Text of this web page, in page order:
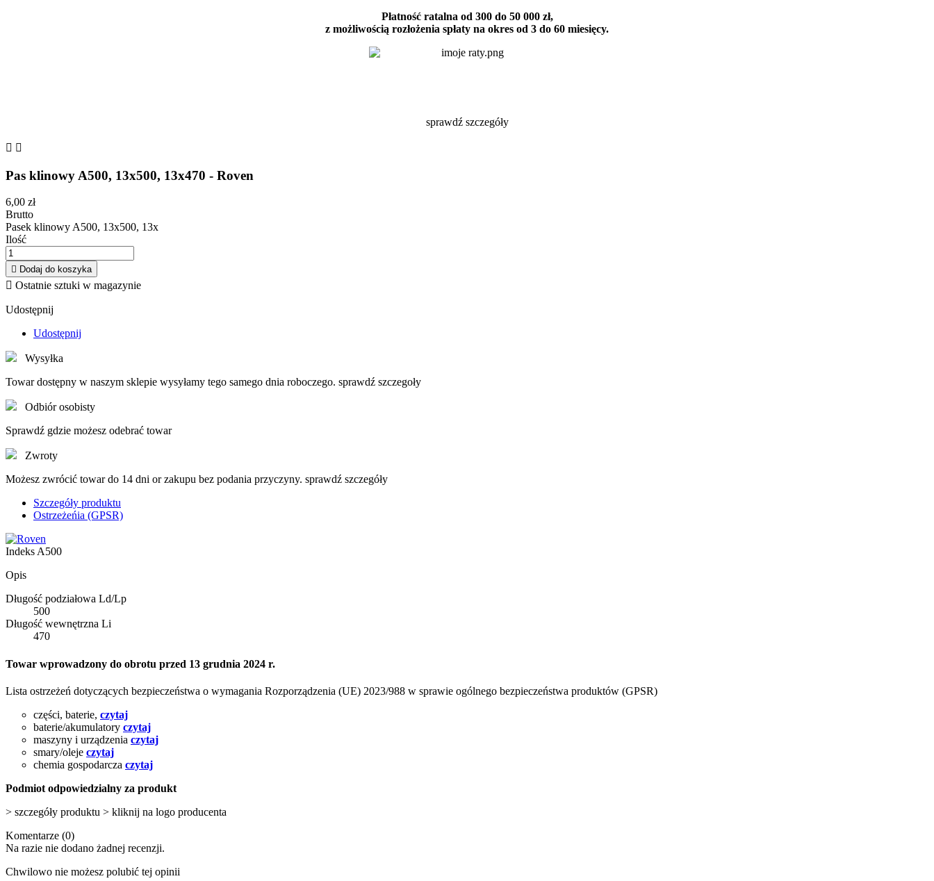
Płatność ratalna od 300 do 50 000 zł,
z możliwością rozłożenia spłaty na okres od 3 do 60 miesięcy.
sprawdź szczegóły
 
Pas klinowy A500, 13x500, 13x470 - Roven
6,00 zł
Brutto
Pasek klinowy A500, 13x500, 13x
Ilość
 Dodaj do koszyka
 Ostatnie sztuki w magazynie
Udostępnij
Udostępnij
Wysyłka
Towar dostępny w naszym sklepie wysyłamy tego samego dnia roboczego. sprawdź szczegoły
Odbiór osobisty
Sprawdź gdzie możesz odebrać towar
Zwroty
Możesz zwrócić towar do 14 dni or zakupu bez podania przyczyny. sprawdź szczegóły
Szczegóły produktu
Ostrzeżeńia (GPSR)
IndeksA500
Opis
Długość podziałowa Ld/Lp
500
Długość wewnętrzna Li
470
Towar wprowadzony do obrotu przed 13 grudnia 2024 r.
Lista ostrzeżeń dotyczących bezpieczeństwa o wymagania Rozporządzenia (UE) 2023/988 w sprawie ogólnego bezpieczeństwa produktów (GPSR)
części, baterie, czytaj
baterie/akumulatory czytaj
maszyny i urządzenia czytaj
smary/oleje czytaj
chemia gospodarcza czytaj
Podmiot odpowiedzialny za produkt
> szczegóły produktu > kliknij na logo producenta
Komentarze (0)
Na razie nie dodano żadnej recenzji.
Chwilowo nie możesz polubić tej opinii